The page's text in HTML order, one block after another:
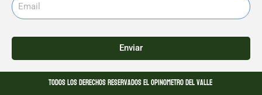
Enviar
Todos los derechos reservados El opinometro del valle